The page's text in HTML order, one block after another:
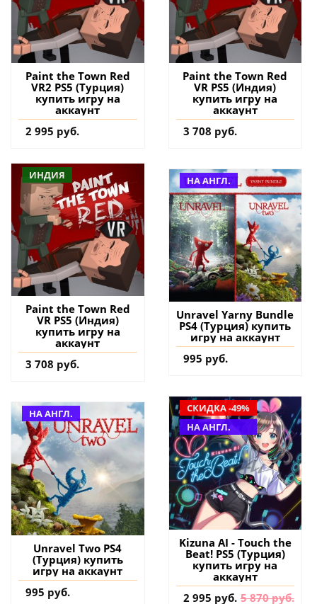
Paint the Town Red
VR2 PS5 (Турция)
купить игру на
аккаунт
2 995 руб.
Paint the Town Red
VR PS5 (Индия)
купить игру на
аккаунт
3 708 руб.
ИНДИЯ
Paint the Town Red
VR PS5 (Индия)
купить игру на
аккаунт
3 708 руб.
НА АНГЛ.
Unravel Yarny Bundle
PS4 (Турция) купить
игру на аккаунт
995 руб.
НА АНГЛ.
Unravel Two PS4
(Турция) купить
игру на аккаунт
995 руб.
СКИДКА -49%
НА АНГЛ.
Kizuna AI - Touch the
Beat! PS5 (Турция)
купить игру на
аккаунт
2 995 руб. 5 870 руб.